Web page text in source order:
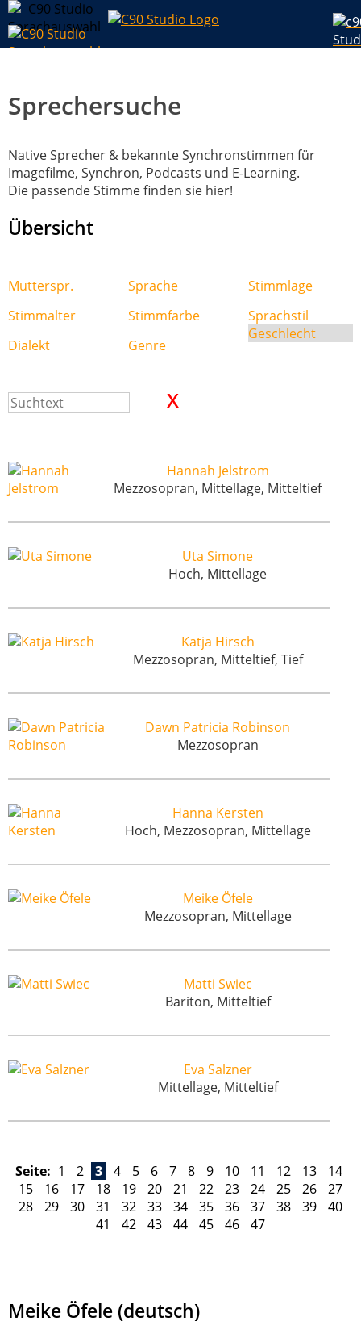
Sprechersuche
Native Sprecher & bekannte Synchronstimmen für
Imagefilme, Synchron, Podcasts und E-Learning.
Die passende Stimme finden sie hier!
Übersicht
Hannah Jelstrom
Mezzosopran, Mittellage, Mitteltief
Uta Simone
Hoch, Mittellage
Katja Hirsch
Mezzosopran, Mitteltief, Tief
Dawn Patricia Robinson
Mezzosopran
Hanna Kersten
Hoch, Mezzosopran, Mittellage
Meike Öfele
Mezzosopran, Mittellage
Matti Swiec
Bariton, Mitteltief
Eva Salzner
Mittellage, Mitteltief
Seite: 1 2 3 4 5 6 7 8 9 10 11 12 13
14
15
16 17 18 19 20 21 22 23 24 25 26
27
28
29 30 31 32 33 34 35 36 37 38 39
40
41
42 43 44 45 46 47
Meike Öfele (deutsch)